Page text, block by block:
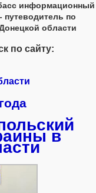
информационный
- путеводитель по
области
по сайту:
в